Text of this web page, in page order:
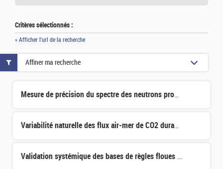
Critères sélectionnés :
» Afficher l'url de la recherche
Mesure de précision du spectre des neutrons prompts dans la fission spontanée du 252Cf
Variabilité naturelle des flux air-mer de CO2 durant l’Holocène et leur évolution sous l'effet du change
Validation systémique des bases de règles floues : prise en compte de la disponibilité des données et d
Affiner ma recherche